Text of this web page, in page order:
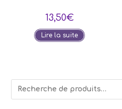
13,50€
Lire la suite